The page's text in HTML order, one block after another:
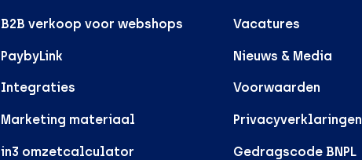
B2B verkoop voor webshops
PaybyLink
Integraties
Marketing materiaal
in3 omzetcalculator
Vacatures
Nieuws & Media
Voorwaarden
Privacyverklaringen
Gedragscode BNPL